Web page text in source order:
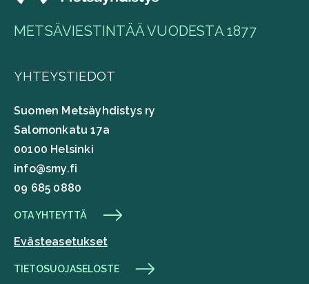
METSÄVIESTINTÄÄ VUODESTA 1877
YHTEYSTIEDOT
Suomen Metsäyhdistys ry
Salomonkatu 17a
00100 Helsinki
info@smy.fi
09 685 0880
OTA YHTEYTTÄ
Evästeasetukset
TIETOSUOJASELOSTE